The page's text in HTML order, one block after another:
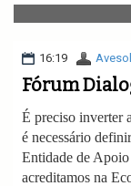
16:19 Avesol
Fórum
É preciso inverter
é necessário
Entidade de Apoio
acreditamos na